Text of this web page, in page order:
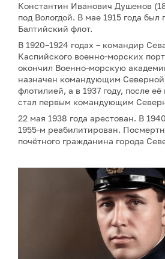
Константин Иванович Душенов
под Вологдой. В мае 1915 года
Балтийский флот.
В 1920–1924 годах – командир
Каспийского военно-морских
окончил Военно-морскую
назначен командующим
флотилией, а в 1937 году, после
стал первым командующим
22 мая 1938 года арестован. В
1955-м реабилитирован.
почётного гражданина города